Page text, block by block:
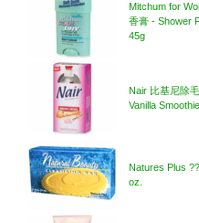
Mitchum for
香膏 - Shower
45g
Nair 比基尼除
Vanilla
Natures Plus
oz.